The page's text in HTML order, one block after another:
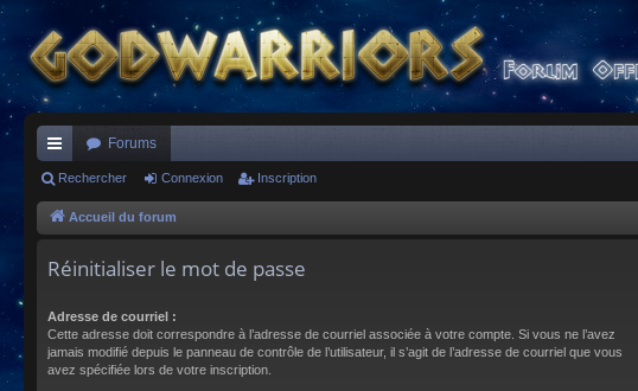
ac
co
s
Forums
Rechercher Connexion Inscription
Accueil du forum
Réinitialiser le mot de passe
Adresse de courriel :
Cette adresse doit correspondre à l’adresse de courriel associée à votre compte. Si vous ne l’avez
jamais modifié depuis le panneau de contrôle de l’utilisateur, il s’agit de l’adresse de courriel que vous
avez spécifiée lors de votre inscription.